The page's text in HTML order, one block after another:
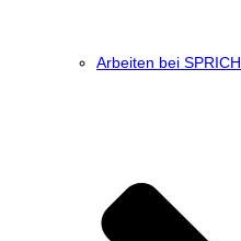
Arbeiten bei SPRICH